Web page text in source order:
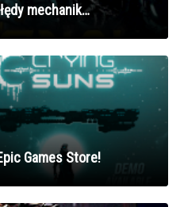
mechanik
Games Store!